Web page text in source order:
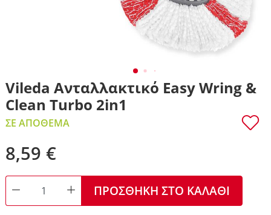
Vileda Ανταλλακτικό Easy Wring &
Clean Turbo 2in1
ΣΕ ΑΠΌΘΕΜΑ
8,59 €
DECREASE QUANTITYINCREASE QUANTITY
ΠΡΟΣΘΉΚΗ ΣΤΟ ΚΑΛΆΘΙ